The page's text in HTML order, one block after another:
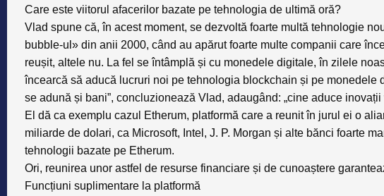
Care este viitorul afacerilor bazate pe tehnologia de ultimă oră?
Vlad spune că, în acest moment, se dezvoltă foarte multă tehnologie
bubble-ul» din anii 2000, când au apărut foarte multe companii care
reușit, altele nu. La fel se întâmplă și cu monedele digitale, în zilele
încearcă să aducă lucruri noi pe tehnologia blockchain și pe monedele
se adună și bani”, concluzionează Vlad, adaugând: „cine aduce
El dă ca exemplu cazul Etherum, platformă care a reunit în jurul ei o
miliarde de dolari, ca Microsoft, Intel, J. P. Morgan și alte bănci foarte
tehnologii bazate pe Etherum.
Ori, reunirea unor astfel de resurse financiare și de cunoaștere
Funcțiuni suplimentare la platformă